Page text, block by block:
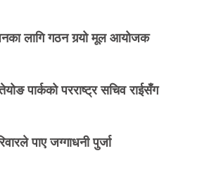
लागि गठन गर्‍यो मूल आयोजक
पार्कको परराष्ट्र सचिव राईसँग
पाए जग्गाधनी पुर्जा